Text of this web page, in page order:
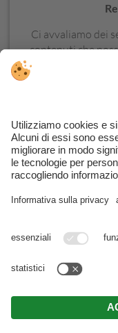
Ci avvaliamo dei
contenuti che
accettare il
CIN
Note legali.Direttiva